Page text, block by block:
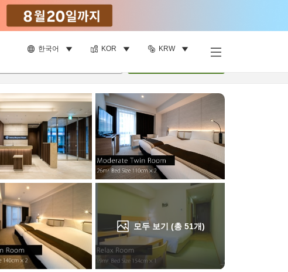
한국어 KOR KRW
모두 보기 (총 51개)